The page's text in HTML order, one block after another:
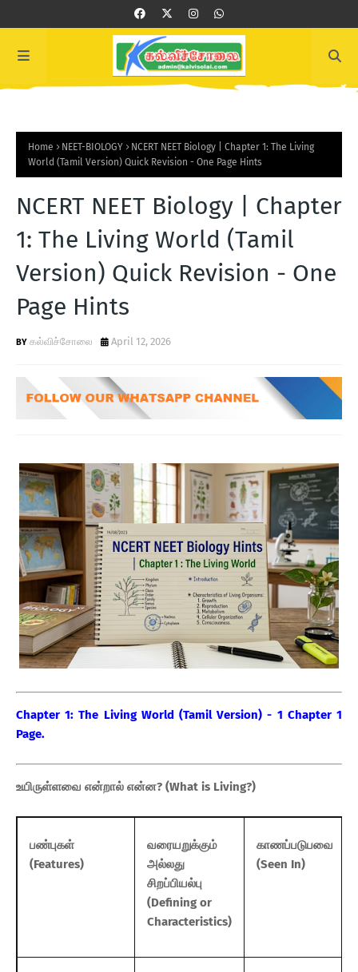
Home NEET-BIOLOGY
NCERT NEET Biology | Chapter 1: The Living
World (Tamil Version) Quick Revision - One Page Hints
NCERT NEET Biology | Chapter
1: The Living World (Tamil
Version) Quick Revision - One
Page Hints
கல்விச்சோலை April 12, 2026
Chapter 1: The Living World (Tamil Version) - 1 Chapter 1
Page.
உயிருள்ளவை என்றால் என்ன? (What is Living?)
பண்புகள்
(Features)
வரையறுக்கும்
அல்லது
சிறப்பியல்பு
(Defining or
Characteristics)
காணப்படுபவை
(Seen In)